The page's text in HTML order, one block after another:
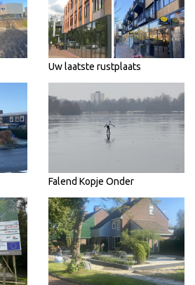
Uw laatste rustplaats
Falend Kopje Onder